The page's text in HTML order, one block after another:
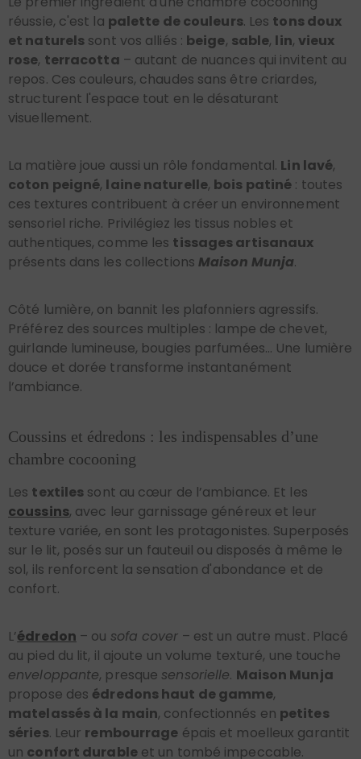
réussie, c'est la palette de couleurs . Les tons doux
et naturels sont vos alliés : beige sable lin vieux
rose terracotta – autant de nuances qui invitent au
repos. Ces couleurs, chaudes sans être criardes,
structurent l'espace tout en le désaturant
visuellement.
La matière joue aussi un rôle fondamental. Lin lavé
coton peigné laine naturelle, bois patiné : toutes
ces textures contribuent à créer un environnement
sensoriel riche. Privilégiez les tissus nobles et
authentiques, comme les tissages artisanaux
présents dans les collections Maison Munja
Côté lumière, on bannit les plafonniers agressifs.
Préférez des sources multiples : lampe de chevet,
guirlande lumineuse, bougies parfumées... Une lumière
douce et dorée transforme instantanément
l’ambiance.
Coussins et édredons : les indispensables d’une
chambre cocooning
Les textiles sont au cœur de l’ambiance. Et les
coussins , avec leur garnissage généreux et leur
texture variée, en sont les protagonistes. Superposés
sur le lit, posés sur un fauteuil ou disposés à même le
sol, ils renforcent la sensation d'abondance et de
confort.
L’édredon – ou sofa cover – est un autre must. Placé
au pied du lit, il ajoute un volume texturé, une touche
enveloppante , presque sensorielle Maison Munja
propose des édredons haut de gamme
matelassés à la main , confectionnés en petites
séries . Leur rembourrage épais et moelleux garantit
un confort durableet un tombé impeccable.